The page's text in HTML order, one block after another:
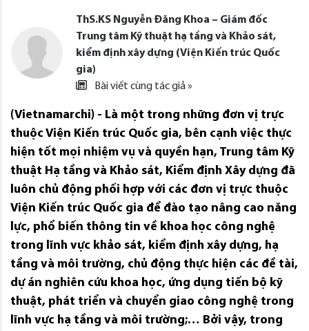
ThS.KS Nguyễn Đăng Khoa – Giám đốc
Trung tâm Kỹ thuật hạ tầng và Khảo sát,
kiểm định xây dựng (Viện Kiến trúc Quốc
gia)
Bài viết cùng tác giả »
(Vietnamarchi) - Là một trong những đơn vị trực
thuộc Viện Kiến trúc Quốc gia, bên cạnh việc thực
hiện tốt mọi nhiệm vụ và quyền hạn, Trung tâm Kỹ
thuật Hạ tầng và Khảo sát, Kiểm định Xây dựng đã
luôn chủ động phối hợp với các đơn vị trực thuộc
Viện Kiến trúc Quốc gia để đào tạo nâng cao năng
lực, phổ biến thông tin về khoa học công nghệ
trong lĩnh vực khảo sát, kiểm định xây dựng, hạ
tầng và môi trường, chủ động thực hiện các đề tài,
dự án nghiên cứu khoa học, ứng dụng tiến bộ kỹ
thuật, phát triển và chuyển giao công nghệ trong
lĩnh vực hạ tầng và môi trường;… Bởi vậy, trong